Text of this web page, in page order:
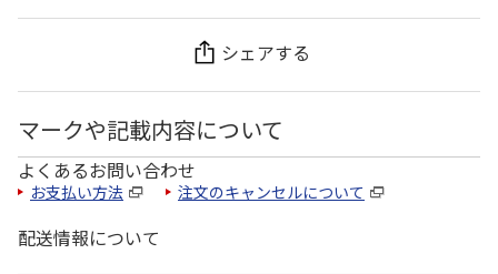
シェアする
マークや記載内容について
よくあるお問い合わせ
お支払い方法 注文のキャンセルについて
配送情報について